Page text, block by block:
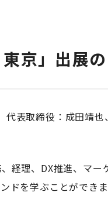
京」出展
表取締役：成田靖
経理、DX推進、マ
ドを学ぶことができま